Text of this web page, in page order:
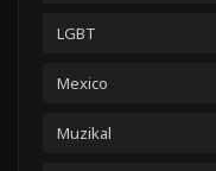
LGBT
Mexico
Muzikal